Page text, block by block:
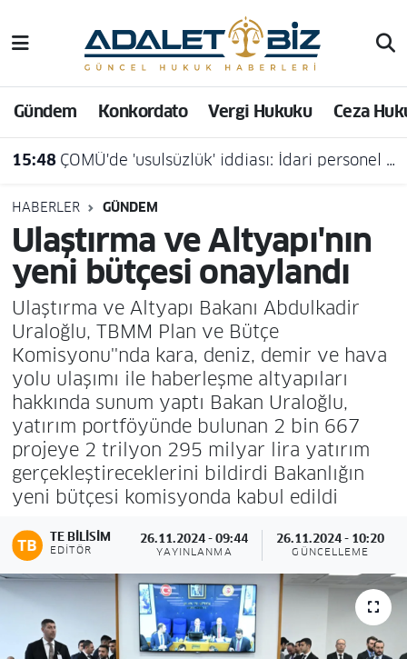
Gündem Konkordato Vergi Hukuku Ceza
15:48 ÇOMÜ'de 'usulsüzlük' iddiası: İdari personel açığa alındı
HABERLER GÜNDEM
Ulaştırma ve Altyapı'nın
yeni bütçesi onaylandı
Ulaştırma ve Altyapı Bakanı Abdulkadir
Uraloğlu, TBMM Plan ve Bütçe
Komisyonu''nda kara, deniz, demir ve hava
yolu ulaşımı ile haberleşme altyapıları
hakkında sunum yaptı Bakan Uraloğlu,
yatırım portföyünde bulunan 2 bin 667
projeye 2 trilyon 295 milyar lira yatırım
gerçekleştireceklerini bildirdi Bakanlığın
yeni bütçesi komisyonda kabul edildi
TE BILISIM
EDITÖR
26.11.2024 - 09:44
YAYINLANMA
26.11.2024 - 10:20
GÜNCELLEME
Hava Durumu
Trafik Durumu
Süper Lig Puan Durumu ve Fikstür
Tüm Manşetler
Son Dakika Haberleri
Haber Arşivi